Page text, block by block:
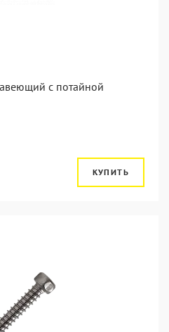
с потайной
КУПИТЬ